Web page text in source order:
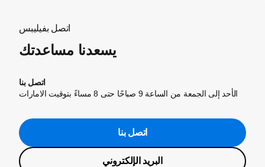
اتصل بفيليبس
يسعدنا مساعدتك
اتصل بنا
الأحد إلى الجمعة من الساعة 9 صباحًا حتى 8 مساءً بتوقيت الامارات
اتصل بنا
البريد الإلكتروني